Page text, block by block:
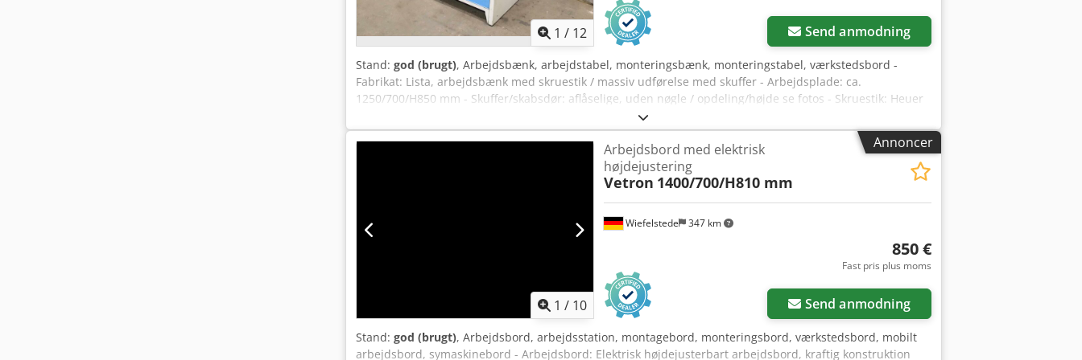
der er behov for en anden, matchende arbejdsstation. Du finder flere arbejdsstationer – nye og brugte – i
1 / 12 Send anmodning
Stand: god (brugt), Arbejdsbænk, arbejdstabel, monteringsbænk, monteringstabel, værkstedsbord -
Fabrikat: Lista, arbejdsbænk med skruestik / massiv udførelse med skuffer - Arbejdsplade: ca.
1250/700/H850 mm - Skuffer/skabsdør: aflåselige, uden nøgle / opdeling/højde se fotos - Skruestik: Heuer
Front, højdejusterbar og drejelig - Spændevinger: 180 x 30 mm, spændvidde 230 mm - Transportmål:
1250/960/H1140 mm - Vægt: 138 kg Cedpfexzzmrjx Acbeha
Annoncer
1 / 10
Wiefelstede 347 km
Arbejdsbord med elektrisk
højdejustering
Vetron 1400/700/H810 mm
850 €
Fast pris plus moms
Send anmodning
Stand: god (brugt), Arbejdsbord, arbejdsstation, montagebord, monteringsbord, værkstedsbord, mobilt
arbejdsbord, symaskinebord - Arbejdsbord: Elektrisk højdejusterbart arbejdsbord, kraftig konstruktion